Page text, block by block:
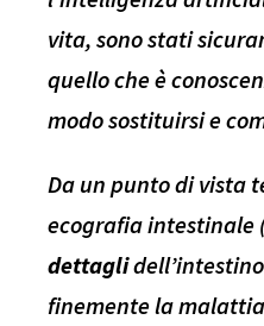
vita, sono stati
quello che è
modo sostituirsi e
Da un punto di vista
ecografia intestinale
dettagli
finemente la